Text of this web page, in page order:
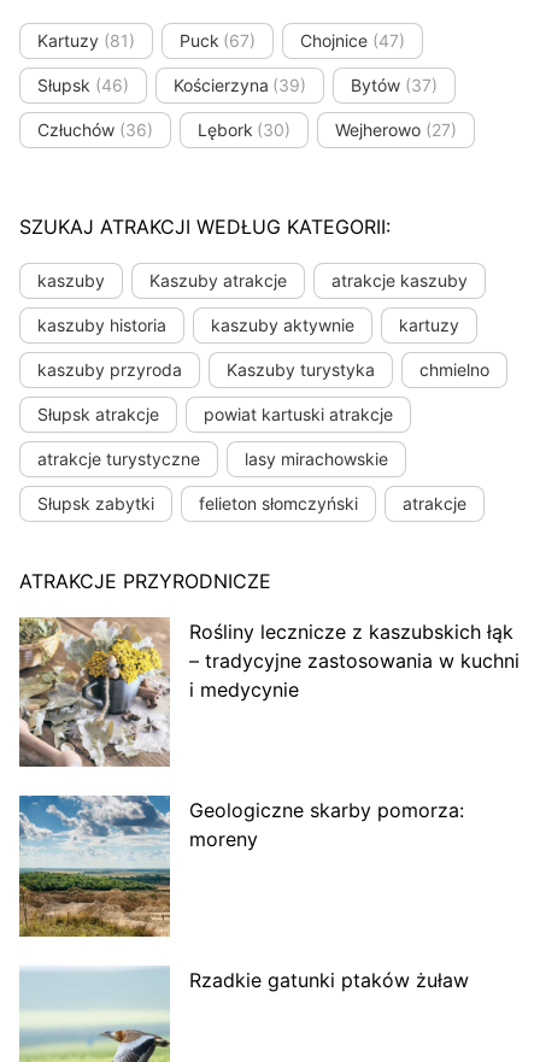
Kartuzy (81) Puck (67) Chojnice (47)
Słupsk (46) Kościerzyna (39) Bytów (37)
Człuchów (36) Lębork (30) Wejherowo (27)
SZUKAJ ATRAKCJI WEDŁUG KATEGORII:
kaszuby Kaszuby atrakcje atrakcje kaszuby
kaszuby historia kaszuby aktywnie kartuzy
kaszuby przyroda Kaszuby turystyka chmielno
Słupsk atrakcje powiat kartuski atrakcje
atrakcje turystyczne lasy mirachowskie
Słupsk zabytki felieton słomczyński atrakcje
ATRAKCJE PRZYRODNICZE
Rośliny lecznicze z kaszubskich łąk
– tradycyjne zastosowania w kuchni
i medycynie
Geologiczne skarby pomorza:
moreny
Rzadkie gatunki ptaków żuław